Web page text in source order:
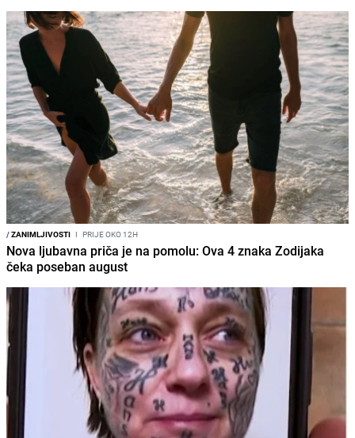
/ZANIMLJIVOSTI I PRIJE OKO 12H
Nova ljubavna priča je na pomolu: Ova 4 znaka Zodijaka
čeka poseban august